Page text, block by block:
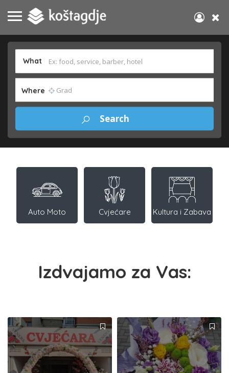
What
Where
Auto Moto Cvjećare Kultura i Zabava
Izdvajamo za Vas: